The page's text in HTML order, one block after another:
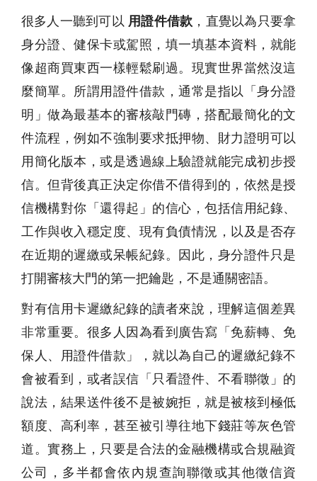
很多人一聽到可以 用證件借款 ，直覺以為只要拿
身分證、健保卡或駕照，填一填基本資料，就能
像超商買東西一樣輕鬆刷過。現實世界當然沒這
麼簡單。所謂用證件借款，通常是指以「身分證
明」做為最基本的審核敲門磚，搭配最簡化的文
件流程，例如不強制要求抵押物、財力證明可以
用簡化版本，或是透過線上驗證就能完成初步授
信。但背後真正決定你借不借得到的，依然是授
信機構對你「還得起」的信心，包括信用紀錄、
工作與收入穩定度、現有負債情況，以及是否存
在近期的遲繳或呆帳紀錄。因此，身分證件只是
打開審核大門的第一把鑰匙，不是通關密語。
對有信用卡遲繳紀錄的讀者來說，理解這個差異
非常重要。很多人因為看到廣告寫「免薪轉、免
保人、用證件借款」，就以為自己的遲繳紀錄不
會被看到，或者誤信「只看證件、不看聯徵」的
說法，結果送件後不是被婉拒，就是被核到極低
額度、高利率，甚至被引導往地下錢莊等灰色管
道。實務上，只要是合法的金融機構或合規融資
公司，多半都會依內規查詢聯徵或其他徵信資